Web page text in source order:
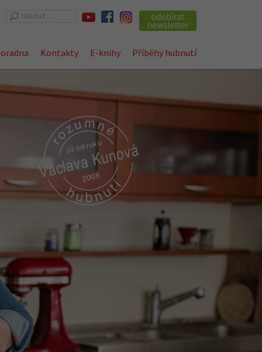
Vyhledávání
Kontakty E-knihy Příběhy hubnutí